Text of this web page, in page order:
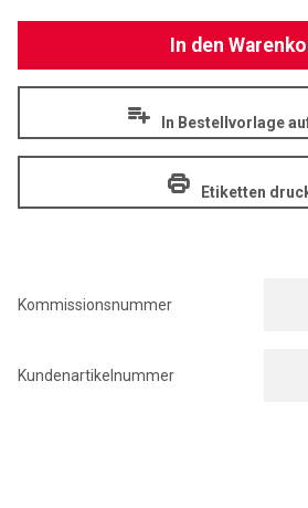
Kommissionsnummer
Kundenartikelnummer
In den
In Bestellvorlage
Etiketten